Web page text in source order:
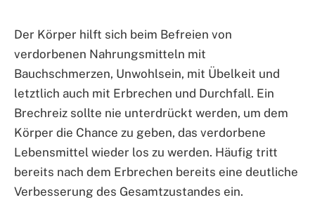
Der Körper hilft sich beim Befreien von
verdorbenen Nahrungsmitteln mit
Bauchschmerzen, Unwohlsein, mit Übelkeit und
letztlich auch mit Erbrechen und Durchfall. Ein
Brechreiz sollte nie unterdrückt werden, um dem
Körper die Chance zu geben, das verdorbene
Lebensmittel wieder los zu werden. Häufig tritt
bereits nach dem Erbrechen bereits eine deutliche
Verbesserung des Gesamtzustandes ein.